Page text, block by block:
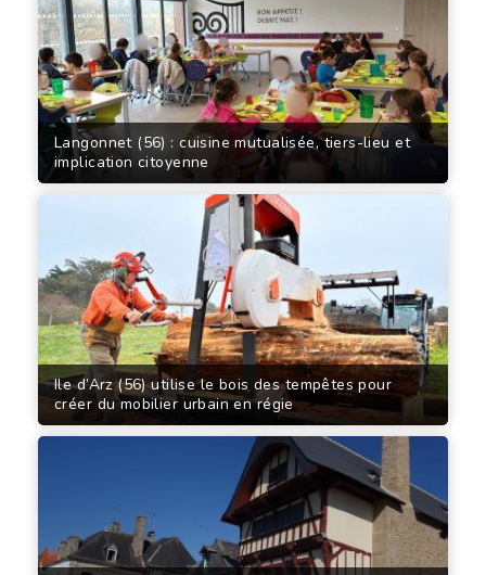
Langonnet (56) : cuisine mutualisée, tiers-lieu et
implication citoyenne
Ile d’Arz (56) utilise le bois des tempêtes pour
créer du mobilier urbain en régie